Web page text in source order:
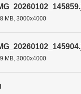
MB, 3000x4000
MB, 3000x4000